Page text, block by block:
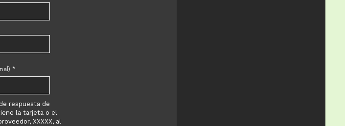
respuesta de
la tarjeta o el
XXXXX, al